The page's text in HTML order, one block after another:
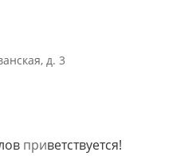
д. 3
приветствуется!